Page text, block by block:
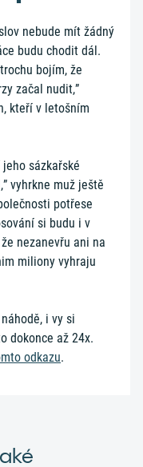
nebude mít žádný
budu chodit dál.
bojím, že
začal nudit,”
kteří v letošním
sázkařské
vyhrkne muž ještě
potřese
si budu i v
nezanevřu ani na
miliony vyhraju
i vy si
dokonce až 24x.
odkazu.